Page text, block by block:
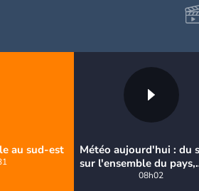
au sud-est
Météo aujourd'hui : du
sur l'ensemble du pays,
jusqu'à 40°C au sud-est
08h02